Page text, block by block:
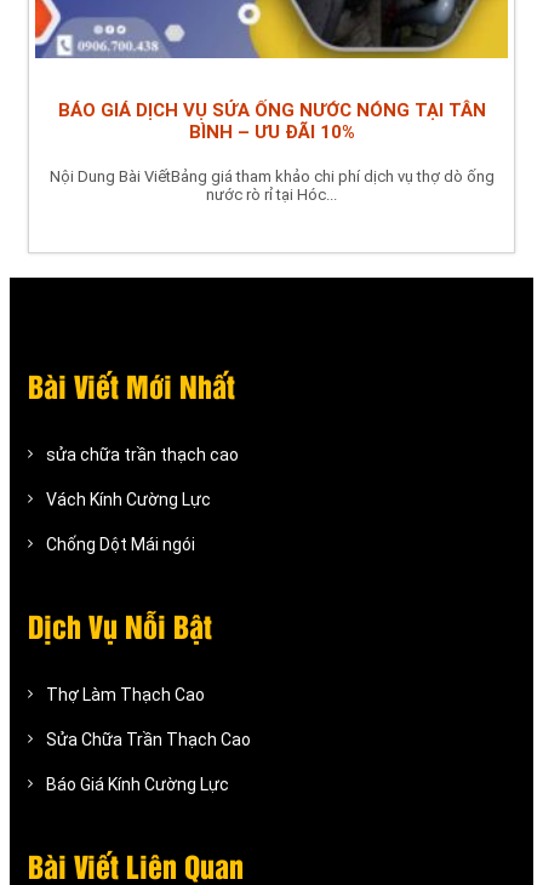
BÁO GIÁ DỊCH VỤ SỬA ỐNG NƯỚC NÓNG TẠI TÂN
BÌNH – ƯU ĐÃI 10%
Nội Dung Bài ViếtBảng giá tham khảo chi phí dịch vụ thợ dò ống
nước rò rỉ tại Hóc...
Bài Viết Mới Nhất
sửa chữa trần thạch cao
Vách Kính Cường Lực
Chống Dột Mái ngói
Dịch Vụ Nỗi Bật
Thợ Làm Thạch Cao
Sửa Chữa Trần Thạch Cao
Báo Giá Kính Cường Lực
Bài Viết Liên Quan